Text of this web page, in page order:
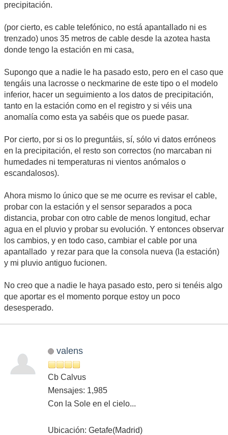
precipitación.
(por cierto, es cable telefónico, no está apantallado ni es
trenzado) unos 35 metros de cable desde la azotea hasta
donde tengo la estación en mi casa,
Supongo que a nadie le ha pasado esto, pero en el caso que
tengáis una lacrosse o neckmarine de este tipo o el modelo
inferior, hacer un seguimiento a los datos de precipitación,
tanto en la estación como en el registro y si véis una
anomalía como esta ya sabéis que os puede pasar.
Por cierto, por si os lo preguntáis, sí, sólo vi datos erróneos
en la precipitación, el resto son correctos (no marcaban ni
humedades ni temperaturas ni vientos anómalos o
escandalosos).
Ahora mismo lo único que se me ocurre es revisar el cable,
probar con la estación y el sensor separados a poca
distancia, probar con otro cable de menos longitud, echar
agua en el pluvio y probar su evolución. Y entonces observar
los cambios, y en todo caso, cambiar el cable por una
apantallado y rezar para que la consola nueva (la estación)
y mi pluvio antiguo fucionen.
No creo que a nadie le haya pasado esto, pero si tenéis algo
que aportar es el momento porque estoy un poco
desesperado.
valens
Cb Calvus
Mensajes: 1,985
Con la Sole en el cielo...
Ubicación: Getafe(Madrid)